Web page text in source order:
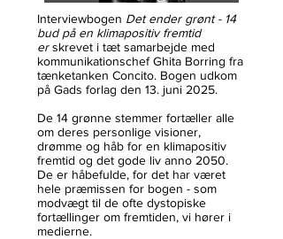
Interviewbogen Det ender grønt - 14
bud på en klimapositiv fremtid
erskrevet i tæt samarbejde med
kommunikationschef Ghita Borring fra
tænketanken Concito. Bogen udkom
på Gads forlag den 13. juni 2025.
De 14 grønne stemmer fortæller alle
om deres personlige visioner,
drømme og håb for en klimapositiv
fremtid og det gode liv anno 2050.
De er håbefulde, for det har været
hele præmissen for bogen - som
modvægt til de ofte dystopiske
fortællinger om fremtiden, vi hører i
medierne.